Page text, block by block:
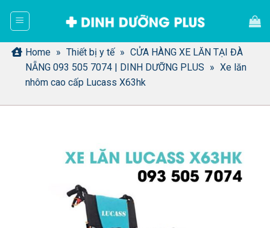
dung Home » Thiết bị y tế » CỬA HÀNG XE LĂN TẠI ĐÀ
NẴNG 093 505 7074 | DINH DƯỠNG PLUS » Xe lăn
nhôm cao cấp Lucass X63hk